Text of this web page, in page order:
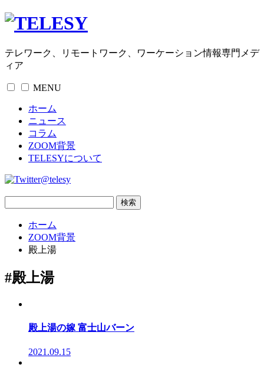
テレワーク、リモートワーク、ワーケーション情報専門メデ
ィア
MENU
ホーム
ニュース
コラム
ZOOM背景
TELESYについて
@telesy
ホーム
ZOOM背景
殿上湯
#殿上湯
殿上湯の嫁 富士山バーン
2021.09.15